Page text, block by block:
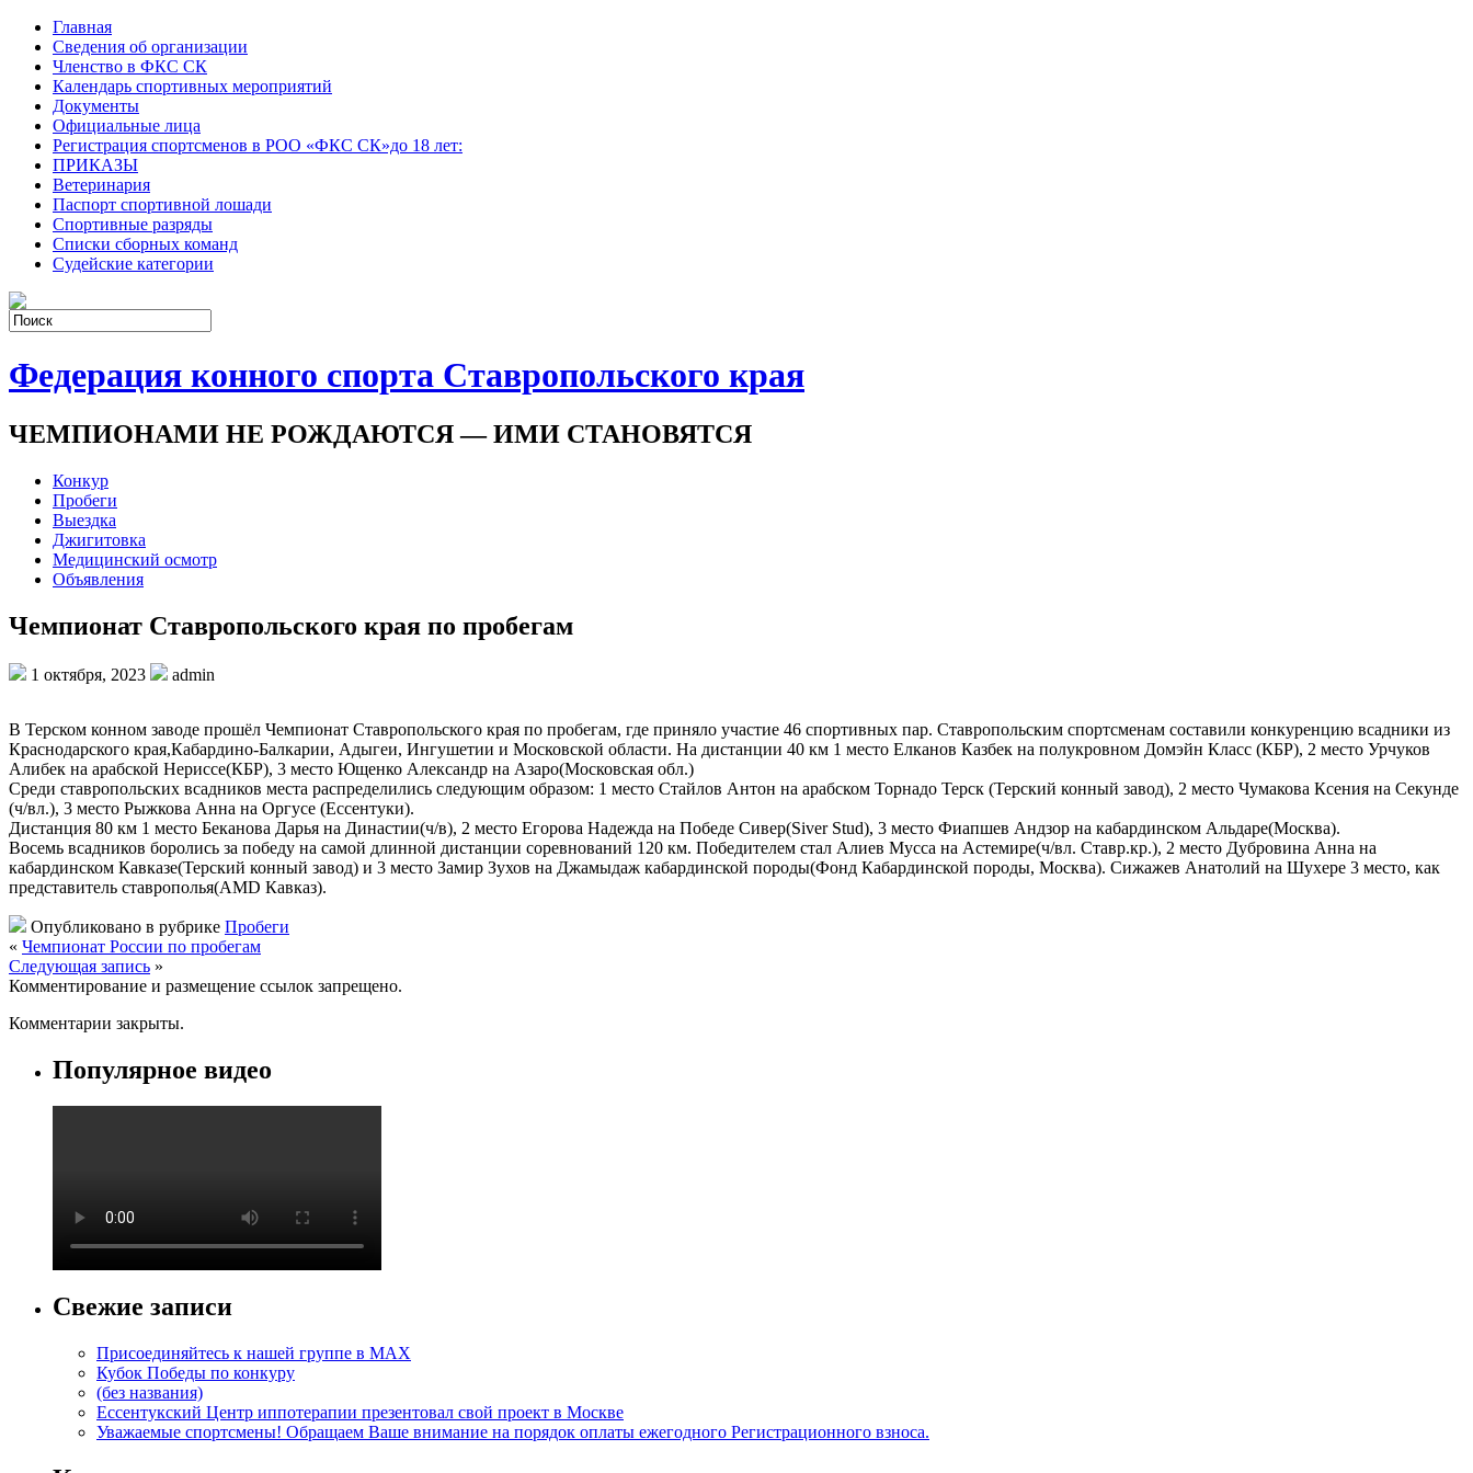
Главная
Сведения об организации
Членство в ФКС СК
Календарь спортивных мероприятий
Документы
Официальные лица
Регистрация спортсменов в РОО «ФКС СК»до 18 лет:
ПРИКАЗЫ
Ветеринария
Паспорт спортивной лошади
Спортивные разряды
Списки сборных команд
Судейские категории
Федерация конного спорта Ставропольского края
ЧЕМПИОНАМИ НЕ РОЖДАЮТСЯ — ИМИ СТАНОВЯТСЯ
Конкур
Пробеги
Выездка
Джигитовка
Медицинский осмотр
Объявления
Чемпионат Ставропольского края по пробегам
1 октября, 2023 admin
В Терском конном заводе прошёл Чемпионат Ставропольского края по пробегам, где приняло участие 46 спортивных пар. Ставропольским спортсменам составили конкуренцию всадники из
Краснодарского края,Кабардино-Балкарии, Адыгеи, Ингушетии и Московской области. На дистанции 40 км 1 место Елканов Казбек на полукровном Домэйн Класс (КБР), 2 место Урчуков
Алибек на арабской Нериссе(КБР), 3 место Ющенко Александр на Азаро(Московская обл.)
Среди ставропольских всадников места распределились следующим образом: 1 место Стайлов Антон на арабском Торнадо Терск (Терский конный завод), 2 место Чумакова Ксения на Секунде
(ч/вл.), 3 место Рыжкова Анна на Оргусе (Ессентуки).
Дистанция 80 км 1 место Беканова Дарья на Династии(ч/в), 2 место Егорова Надежда на Победе Сивер(Siver Stud), 3 место Фиапшев Андзор на кабардинском Альдаре(Москва).
Восемь всадников боролись за победу на самой длинной дистанции соревнований 120 км. Победителем стал Алиев Мусса на Астемире(ч/вл. Ставр.кр.), 2 место Дубровина Анна на
кабардинском Кавказе(Терский конный завод) и 3 место Замир Зухов на Джамыдаж кабардинской породы(Фонд Кабардинской породы, Москва). Сижажев Анатолий на Шухере 3 место, как
представитель ставрополья(AMD Кавказ).
Опубликовано в рубрике Пробеги
« Чемпионат России по пробегам
Следующая запись »
Комментирование и размещение ссылок запрещено.
Комментарии закрыты.
Популярное видео
Свежие записи
Присоединяйтесь к нашей группе в MAX
Кубок Победы по конкуру
(без названия)
Ессентукский Центр иппотерапии презентовал свой проект в Москве
Уважаемые спортсмены! Обращаем Ваше внимание на порядок оплаты ежегодного Регистрационного взноса.